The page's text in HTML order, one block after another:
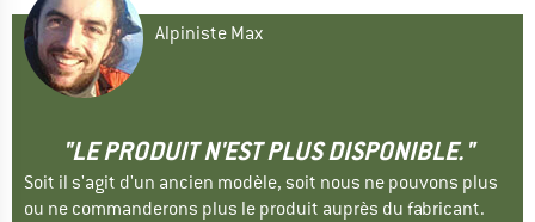
Alpiniste Max
"LE PRODUIT N'EST PLUS DISPONIBLE."
Soit il s'agit d'un ancien modèle, soit nous ne pouvons plus
ou ne commanderons plus le produit auprès du fabricant.